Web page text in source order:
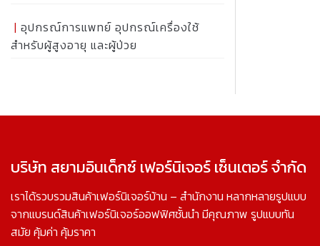
อุปกรณ์การแพทย์ อุปกรณ์เครื่องใช้
สำหรับผู้สูงอายุ และผู้ป่วย
บริษัท สยามอินเด็กซ์ เฟอร์นิเจอร์ เซ็นเตอร์ จำกัด
เราได้รวบรวมสินค้าเฟอร์นิเจอร์บ้าน – สำนักงาน หลากหลายรูปแบบ
จากแบรนด์สินค้าเฟอร์นิเจอร์ออฟฟิศชั้นนำ มีคุณภาพ รูปแบบทัน
สมัย คุ้มค่า คุ้มราคา